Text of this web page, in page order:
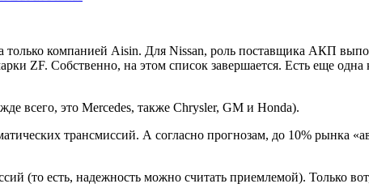
только компанией Aisin. Для Nissan, роль поставщика АКП
ZF. Собственно, на этом список завершается. Есть еще
всего, это Mercedes, также Chrysler, GM и Honda).
трансмиссий. А согласно прогнозам, до 10% рынка
(то есть, надежность можно считать приемлемой). Только